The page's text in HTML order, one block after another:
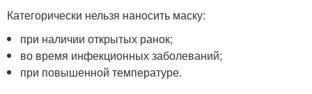
Категорически нельзя наносить маску:
при наличии открытых ранок;
во время инфекционных заболеваний;
при повышенной температуре.